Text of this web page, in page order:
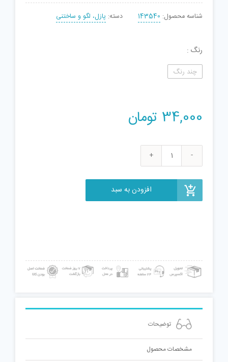
شناسه محصول: 143540 دسته: پازل، لگو و ساختنی
رنگ
چند رنگ
34,000 تومان
شن
افزودن به سبد
توضیحات
مشخصات محصول